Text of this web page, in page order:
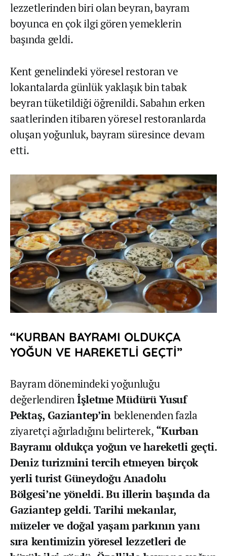
lezzetlerinden biri olan beyran, bayram
boyunca en çok ilgi gören yemeklerin
başında geldi.
Kent genelindeki yöresel restoran ve
lokantalarda günlük yaklaşık bin tabak
beyran tüketildiği öğrenildi. Sabahın erken
saatlerinden itibaren yöresel restoranlarda
oluşan yoğunluk, bayram süresince devam
etti.
“KURBAN BAYRAMI OLDUKÇA
YOĞUN VE HAREKETLİ GEÇTİ”
Bayram dönemindeki yoğunluğu
değerlendirenİşletme Müdürü Yusuf
Pektaş, Gaziantep’in beklenenden fazla
ziyaretçi ağırladığını belirterek, “Kurban
Bayramı oldukça yoğun ve hareketli geçti.
Deniz turizmini tercih etmeyen birçok
yerli turist Güneydoğu Anadolu
Bölgesi’ne yöneldi. Bu illerin başında da
Gaziantep geldi. Tarihi mekanlar,
müzeler ve doğal yaşam parkının yanı
sıra kentimizin yöresel lezzetleri de